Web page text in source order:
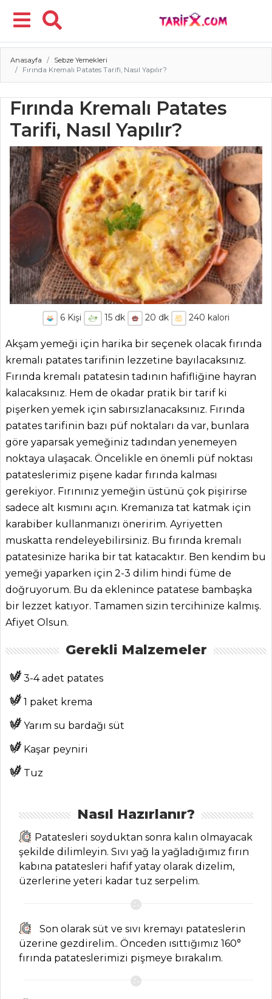
Menü
ANASAYFA
BLOG
Medya
Aktüel
Chefs
Haber
ŞEFİN TARİFLERİ
Tüm
Kategoriler
ET YEMEKLERI
Yapılır?
Meksika Usulü
Dürüm Tarifi, Nasıl
Anasayfa
Sebze Yemekleri
Fırında Kremalı Patates Tarifi, Nasıl Yapılır?
Fırında Kremalı Patates
Tarifi, Nasıl Yapılır?
6 Kişi 15dk 20 dk 240 kalori
Akşam yemeği için harika bir seçenek olacak fırında
kremalı patates tarifinin lezzetine bayılacaksınız.
Fırında kremalı patatesin tadının hafifliğine hayran
kalacaksınız. Hem de okadar pratik bir tarif ki
pişerken yemek için sabırsızlanacaksınız. Fırında
patates tarifinin bazı püf noktaları da var, bunlara
göre yaparsak yemeğiniz tadından yenemeyen
noktaya ulaşacak. Öncelikle en önemli püf noktası
patateslerimiz pişene kadar fırında kalması
gerekiyor. Fırınınız yemeğin üstünü çok pişirirse
sadece alt kısmını açın. Kremanıza tat katmak için
karabiber kullanmanızı öneririm. Ayriyetten
muskatta rendeleyebilirsiniz. Bu fırında kremalı
patatesinize harika bir tat katacaktır. Ben kendim bu
yemeği yaparken için 2-3 dilim hindi füme de
doğruyorum. Bu da eklenince patatese bambaşka
bir lezzet katıyor. Tamamen sizin tercihinize kalmış.
Afiyet Olsun.
Gerekli Malzemeler
3-4 adet patates
1 paket krema
Yarım su bardağı süt
Kaşar peyniri
Tuz
Nasıl Hazırlanır?
Patatesleri soyduktan sonra kalın olmayacak
şekilde dilimleyin. Sıvı yağ la yağladığımız fırın
kabına patatesleri hafif yatay olarak dizelim,
üzerlerine yeteri kadar tuz serpelim.
Son olarak süt ve sıvı kremayı patateslerin
üzerine gezdirelim.. Önceden ısıttığımız 160°
fırında patateslerimizi pişmeye bırakalım.